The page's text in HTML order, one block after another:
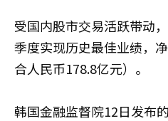
受国内股市交易活跃带动
季度实现历史最佳业绩，
合人民币178.8亿元）。
韩国金融监督院12日发布